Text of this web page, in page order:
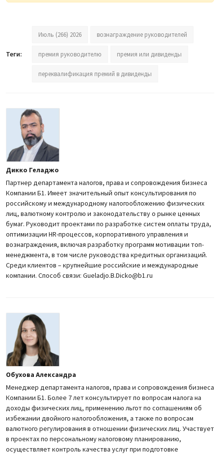
Теги:
Июль (266) 2026 вознаграждение руководителей
премия руководителю премия или дивиденды
переквалификация премий в дивиденды
Дикко Геладжо
Партнер департамента налогов, права и сопровождения бизнеса
Компании Б1. Имеет значительный опыт консультирования по
российскому и международному налогообложению физических
лиц, валютному контролю и законодательству о рынке ценных
бумаг. Руководит проектами по разработке систем оплаты труда,
оптимизации HR-процессов, корпоративного управления и
вознаграждения, включая разработку программ мотивации топ-
менеджмента, в том числе руководства кредитных организаций.
Среди клиентов – крупнейшие российские и международные
компании. Способ связи: Gueladjo.B.Dicko@b1.ru
Обухова Александра
Менеджер департамента налогов, права и сопровождения бизнеса
Компании Б1. Более 7 лет консультирует по вопросам налога на
доходы физических лиц, применению льгот по соглашениям об
избежании двойного налогообложения, а также по вопросам
валютного регулирования в отношении физических лиц. Участвует
в проектах по персональному налоговому планированию,
осуществляет контроль качества услуг при подготовке